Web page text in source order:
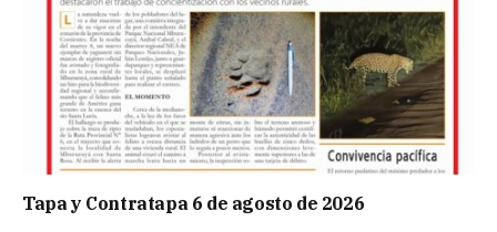
Tapa y Contratapa 6 de agosto de 2026